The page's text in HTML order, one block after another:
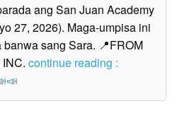
ang San Juan Academy
27, 2026). Maga-umpisa ini
sang Sara. 📍FROM
continue reading :